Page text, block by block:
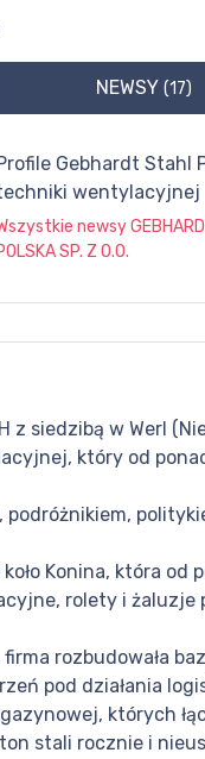
NEWSY (17)
Gebhardt Stahl
wentylacyjnej
newsy
SP. Z O.O.
siedzibą w Werl
który od
Konina, która
rolety i żaluzje
rozbudowała
pod działania
których
stali rocznie i